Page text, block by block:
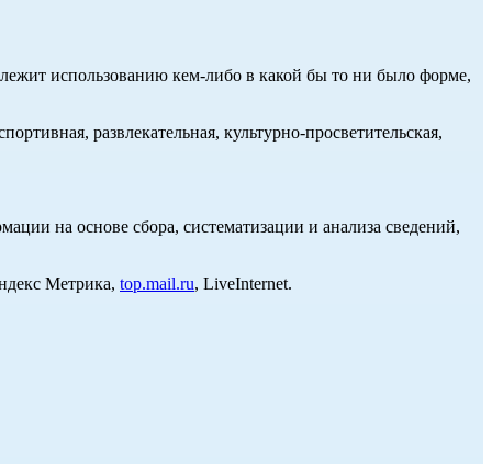
использованию кем-либо в какой бы то ни было форме,
развлекательная, культурно-просветительская,
на основе сбора, систематизации и анализа сведений,
Метрика, top.mail.ru, LiveInternet.